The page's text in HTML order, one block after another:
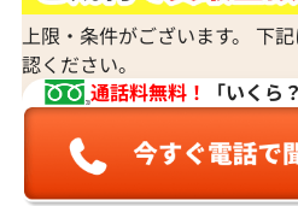
上限・条件がございます。 下
認ください。
通話料無料！
「いくら